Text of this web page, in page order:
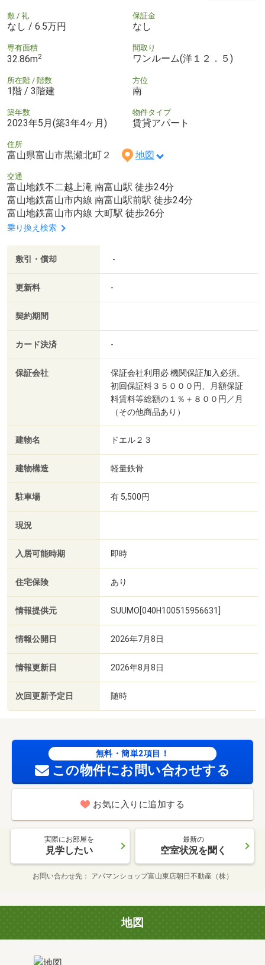
敷 / 礼
なし / 6.5万円
保証金
なし
専有面積
32.86m2
間取り
ワンルーム(洋１２．５)
所在階 / 階数
1階 / 3階建
方位
南
築年数
2023年5月(築3年4ヶ月)
物件タイプ
賃貸アパート
住所
富山県富山市黒瀬北町２ 地図
交通
富山地鉄不二越上滝 南富山駅 徒歩24分
富山地鉄富山市内線 南富山駅前駅 徒歩24分
富山地鉄富山市内線 大町駅 徒歩26分
乗り換え検索
敷引・償却 -
更新料 -
契約期間
カード決済 -
保証会社
保証会社利用必 機関保証加入必須。
初回保証料３５０００円、月額保証
料賃料等総額の１％＋８００円／月
（その他商品あり）
建物名 ドエル２３
建物構造 軽量鉄骨
駐車場 有 5,500円
現況
入居可能時期 即時
住宅保険 あり
情報提供元 SUUMO[040H100515956631]
情報公開日 2026年7月8日
情報更新日 2026年8月8日
次回更新予定日 随時
無料・簡単2項目！
この物件にお問い合わせする
お気に入りに追加する
実際にお部屋を
見学したい
最新の
空室状況を聞く
お問い合わせ先 アパマンショップ富山東店朝日不動産（株）
地図